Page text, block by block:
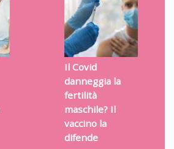
Il Covid
danneggia la
fertilità
maschile? Il
vaccino la
difende